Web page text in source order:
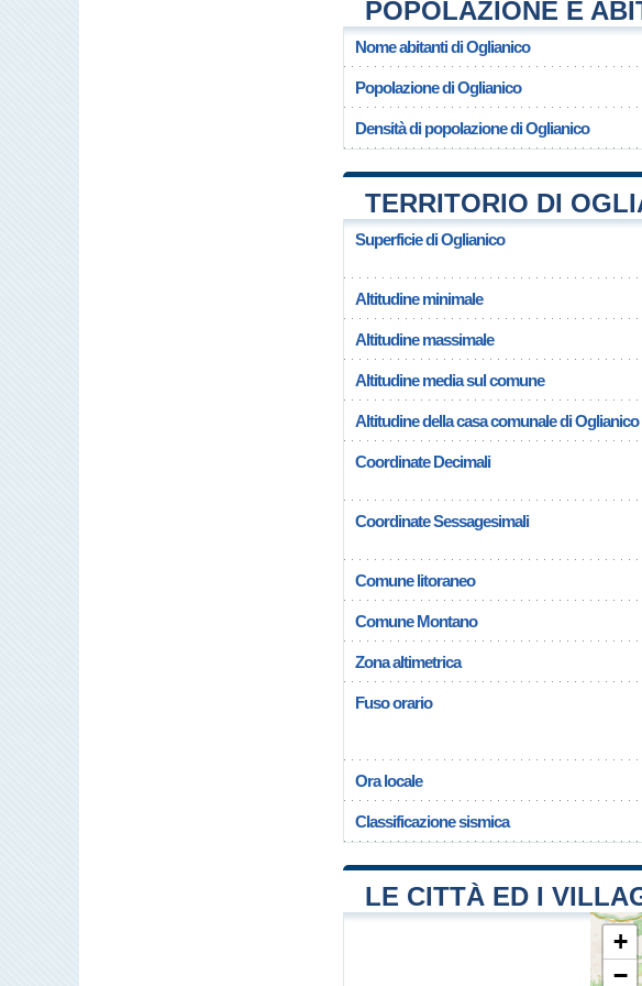
POPOLAZIONE E
Nome abitanti di Oglianico
Popolazione di Oglianico
Densità di popolazione di Oglianico
TERRITORIO DI
Superficie di Oglianico
Altitudine minimale
Altitudine massimale
Altitudine media sul comune
Altitudine della casa comunale di Oglianico
Coordinate Decimali
Coordinate Sessagesimali
Comune litoraneo
Comune Montano
Zona altimetrica
Fuso orario
Ora locale
Classificazione sismica
LE CITTÀ ED I
+
−